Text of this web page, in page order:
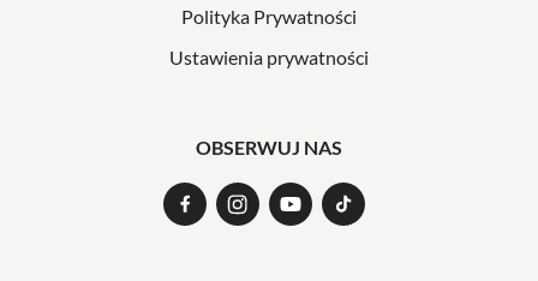
Polityka Prywatności
Ustawienia prywatności
OBSERWUJ NAS